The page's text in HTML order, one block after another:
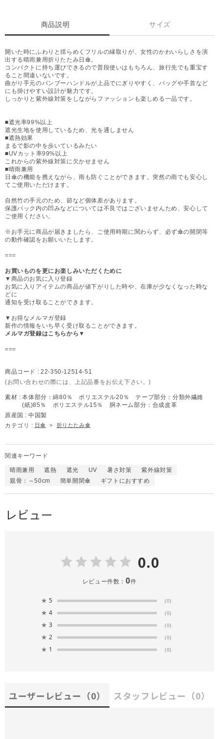
商品説明 サイズ
開いた時にふわりと揺らめくフリルの縁取りが、女性のかわいらしさを演
出する晴雨兼用折りたたみ日傘。
コンパクトに持ち運びできるので普段使いはもちろん、旅行先でも重宝す
ること間違いないです。
曲がり手元のバンブーハンドルが上品でにぎりやすく、バッグや手首など
にも掛けやすい設計が魅力です。
しっかりと紫外線対策をしながらファッションも楽しめる一品です。
■遮光率99%以上
遮光生地を使用しているため、光を通しません
■遮熱効果
まるで影の中を歩いているみたい
■UVカット率99%以上
これからの紫外線対策に欠かせません
■晴雨兼用
日傘の機能を携えながら、雨も防ぐことができます。突然の雨でも安心し
てご使用いただけます。
自然竹の手元のため、節など個体差があります。
保護パック内の凹みなどについては不良ではございませんため、安心して
ご使用ください。
※お手元に商品が届きましたら、ご使用時期に関わらず、必ず傘の開閉等
の動作確認をお願いいたします。
===
お買いものを更にお楽しみいただくために
▼商品のお気に入り登録
お気に入りアイテムの商品が値下がりした時や、在庫が少なくなった時な
どに
通知を受け取ることができます。
▼お得なメルマガ登録
新作の情報をいち早く受け取ることができます。
メルマガ登録はこちらから▼
===
商品コード : 22-350-12514-51
(お問い合わせの際には、上記品番をお伝え下さい。)
素材 : 本体部分：綿80％ ポリエステル20％ テープ部分：分類外繊維
(紙)85％ ポリエステル15％ 胴ネーム部分：合成皮革
原産国 : 中国製
カテゴリ : 日傘 > 折りたたみ傘
関連キーワード
晴雨兼用 遮熱 遮光 UV 暑さ対策
紫外線対策
親骨：～50cm
簡単開閉傘 ギフトにおすすめ
レビュー
0.0
レビュー件数： 0件
★ 5 (0)
★ 4 (0)
★ 3 (0)
★ 2 (0)
★ 1 (0)
ユーザーレビュー （0） スタッフレビュー （0）